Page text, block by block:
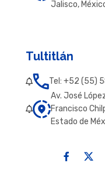
Jalisco,
Tultitlán
Tel: +52 (55)
Av. José
Francisco
Estado de